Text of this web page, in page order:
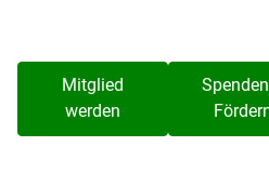
Mitglied
werden